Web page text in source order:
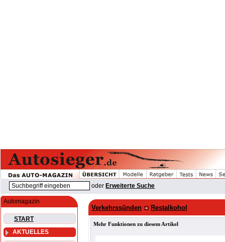
oder Erweiterte Suche
Automagazin
START
AKTUELLES
Verkehrssünden Restalkohol
Mehr Funktionen zu diesem Artikel